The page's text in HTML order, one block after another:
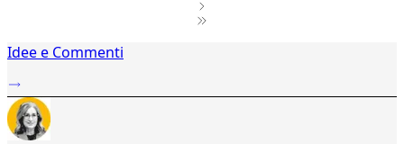
2Idee e Commenti